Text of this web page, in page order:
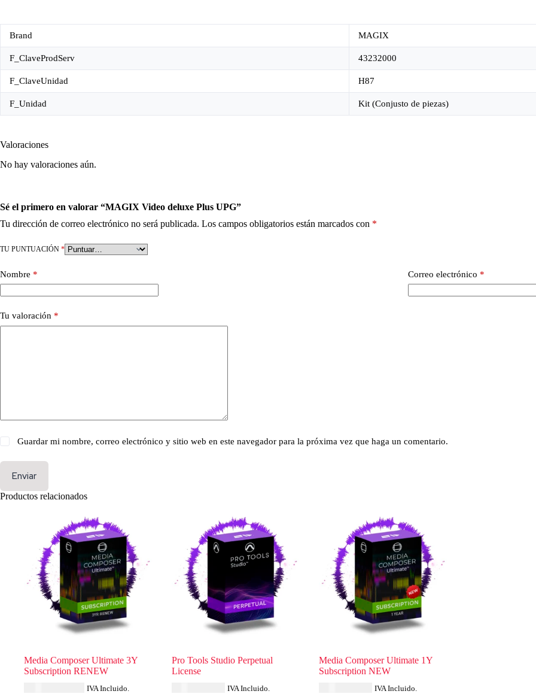
Brand MAGIX
F_ClaveProdServ 43232000
F_ClaveUnidad H87
F_Unidad Kit (Conjusto de piezas)
Valoraciones
No hay valoraciones aún.
Sé el primero en valorar “MAGIX Video deluxe Plus UPG”
Tu dirección de correo electrónico no será publicada. Los campos obligatorios están marcados con *
TU PUNTUACIÓN *
Nombre * Correo electrónico *
Tu valoración *
Guardar mi nombre, correo electrónico y sitio web en este navegador para la próxima vez que haga un comentario.
Enviar
Productos relacionados
Media Composer Ultimate 3Y
Subscription RENEW
IVA Incluido.
Pro Tools Studio Perpetual
License
IVA Incluido.
Media Composer Ultimate 1Y
Subscription NEW
IVA Incluido.